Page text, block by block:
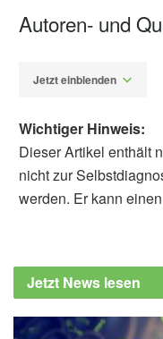
Autoren- und
Jetzt einblenden
(Abruf:
Wichtiger Hinweis:
Dieser Artikel enthält
nicht zur
werden. Er kann
Jetzt News lesen